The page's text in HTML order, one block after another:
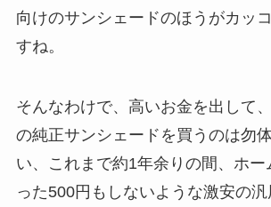
向けのサンシェードのほうがカッ
すね。
そんなわけで、高いお金を出して
の純正サンシェードを買うのは勿
い、これまで約1年余りの間、ホー
った500円もしないような激安の